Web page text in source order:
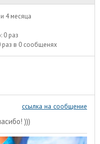
4 месяца
0 раз
раз в 0 сообщенях
ссылка на сообщение
)))